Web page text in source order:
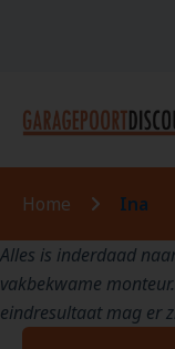
Home Ina
Alles is inderdaad
vakbekwame
eindresultaat mag er